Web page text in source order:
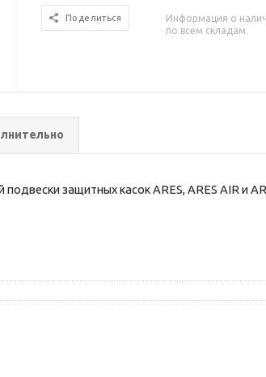
Поделиться
Информация о
по всем складам.
защитных касокARES,ARES AIR и